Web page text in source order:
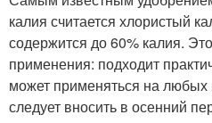
калия считается хлористый
содержится до 60% калия.
применения: подходит
может применяться на
следует вносить в осенний